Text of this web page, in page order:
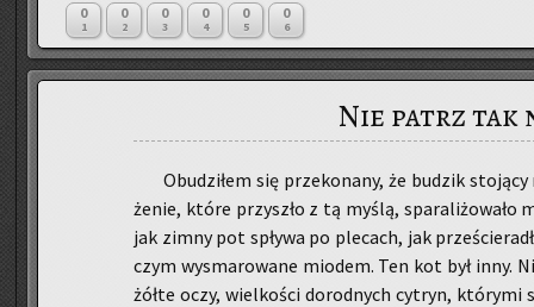
0
1
0
2
0
3
0
4
0
5
0
6
Nie patrz tak
Obu­dzi­łem się prze­ko­na­ny, że bu­dzik
że­nie, które przy­szło z tą myślą, spa­ra­li­żo­wa­ło
jak zimny pot spły­wa po ple­cach, jak
czym wy­sma­ro­wa­ne mio­dem. Ten kot był inny.
żółte oczy, wiel­ko­ści do­rod­nych cy­tryn, któ­ry­mi